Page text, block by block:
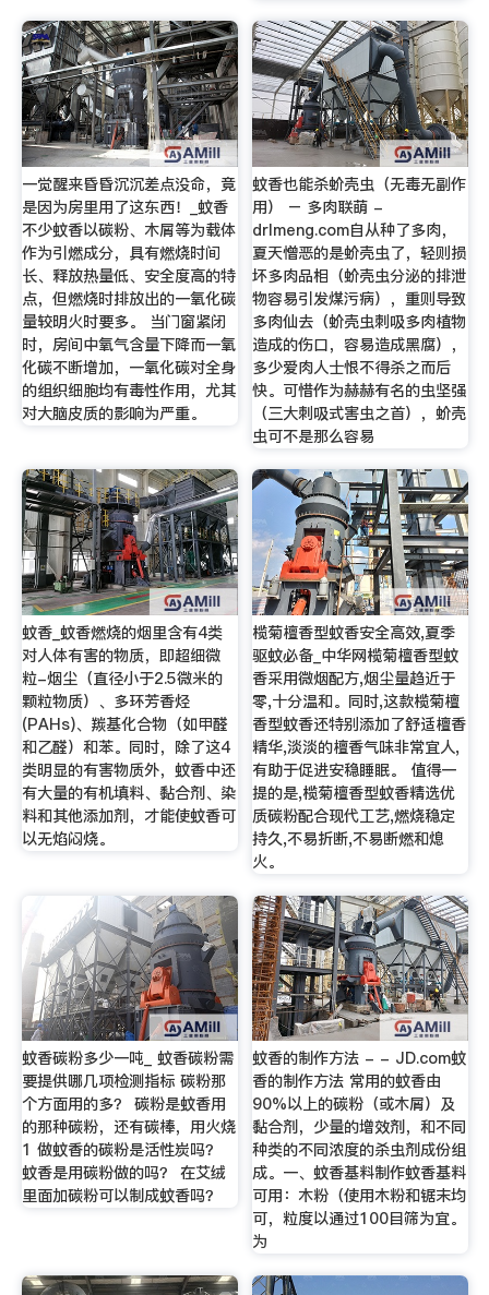
一觉醒来昏昏沉沉差点没命，竟
是因为房里用了这东西！_蚊香
不少蚊香以碳粉、木屑等为载体
作为引燃成分，具有燃烧时间
长、释放热量低、安全度高的特
点，但燃烧时排放出的一氧化碳
量较明火时要多。 当门窗紧闭
时，房间中氧气含量下降而一氧
化碳不断增加，一氧化碳对全身
的组织细胞均有毒性作用，尤其
对大脑皮质的影响为严重。
蚊香也能杀蚧壳虫（无毒无副作
用） – 多肉联萌 -
drlmeng.com自从种了多肉，
夏天憎恶的是蚧壳虫了，轻则损
坏多肉品相（蚧壳虫分泌的排泄
物容易引发煤污病），重则导致
多肉仙去（蚧壳虫刺吸多肉植物
造成的伤口，容易造成黑腐），
多少爱肉人士恨不得杀之而后
快。可惜作为赫赫有名的虫坚强
（三大刺吸式害虫之首），蚧壳
虫可不是那么容易
蚊香_蚊香燃烧的烟里含有4类
对人体有害的物质，即超细微
粒-烟尘（直径小于2.5微米的
颗粒物质）、多环芳香烃
(PAHs)、羰基化合物（如甲醛
和乙醛）和苯。同时，除了这4
类明显的有害物质外，蚊香中还
有大量的有机填料、黏合剂、染
料和其他添加剂，才能使蚊香可
以无焰闷烧。
榄菊檀香型蚊香安全高效,夏季
驱蚊必备_中华网榄菊檀香型蚊
香采用微烟配方,烟尘量趋近于
零,十分温和。同时,这款榄菊檀
香型蚊香还特别添加了舒适檀香
精华,淡淡的檀香气味非常宜人,
有助于促进安稳睡眠。 值得一
提的是,榄菊檀香型蚊香精选优
质碳粉配合现代工艺,燃烧稳定
持久,不易折断,不易断燃和熄
火。
蚊香碳粉多少一吨_ 蚊香碳粉需
要提供哪几项检测指标 碳粉那
个方面用的多？ 碳粉是蚊香用
的那种碳粉，还有碳棒，用火烧
1 做蚊香的碳粉是活性炭吗？
蚊香是用碳粉做的吗？ 在艾绒
里面加碳粉可以制成蚊香吗？
蚊香的制作方法 - - JD.com蚊
香的制作方法 常用的蚊香由
90%以上的碳粉（或木屑）及
黏合剂，少量的增效剂，和不同
种类的不同浓度的杀虫剂成份组
成。一、蚊香基料制作蚊香基料
可用：木粉（使用木粉和锯末均
可，粒度以通过100目筛为宜。
为